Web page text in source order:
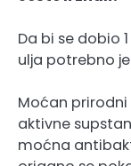
Da bi se dobio
ulja potrebno
Moćan
aktivne
moćna